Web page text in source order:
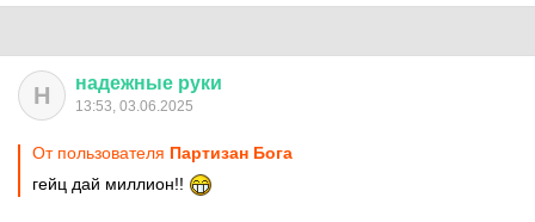
Н надежные руки
13:53, 03.06.2025
От пользователя Партизан Бога
гейц дай миллион!!